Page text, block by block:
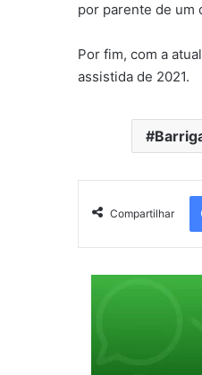
por parente de um
Por fim, com a
assistida de 2021.
Compartilhar